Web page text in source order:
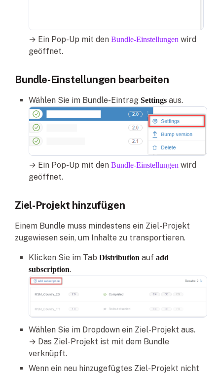
→ Ein Pop-Up mit den Bundle-Einstellungen wird
geöffnet.
Bundle-Einstellungen bearbeiten
Wählen Sie im Bundle-Eintrag Settings aus.
→ Ein Pop-Up mit den Bundle-Einstellungen wird
geöffnet.
Ziel-Projekt hinzufügen
Einem Bundle muss mindestens ein Ziel-Projekt
zugewiesen sein, um Inhalte zu transportieren.
Klicken Sie im Tab Distribution auf add
subscription.
Wählen Sie im Dropdown ein Ziel-Projekt aus.
→ Das Ziel-Projekt ist mit dem Bundle
verknüpft.
Wenn ein neu hinzugefügtes Ziel-Projekt nicht